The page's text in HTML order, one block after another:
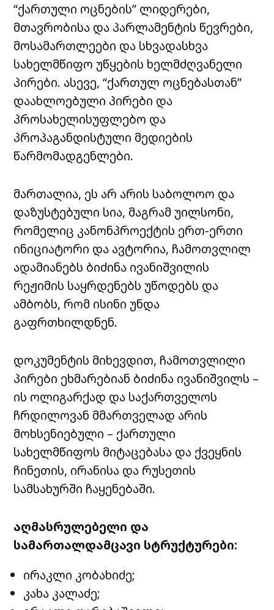
“ქართული ოცნების” ლიდერები,
მთავრობისა და პარლამენტის წევრები,
მოსამართლეები და სხვადასხვა
სახელმწიფო უწყების ხელმძღვანელი
პირები. ასევე, “ქართულ ოცნებასთან”
დაახლოებული პირები და
პროსახელისუფლებო და
პროპაგანდისტული მედიების
წარმომადგენლები.
მართალია, ეს არ არის საბოლოო და
დაზუსტებული სია, მაგრამ უილსონი,
რომელიც კანონპროექტის ერთ-ერთი
ინიციატორი და ავტორია, ჩამოთვლილ
ადამიანებს ბიძინა ივანიშვილის
რეჟიმის საყრდენებს უწოდებს და
ამბობს, რომ ისინი უნდა
გაფრთხილდნენ.
დოკუმენტის მიხევდით, ჩამოთვლილი
პირები ეხმარებიან ბიძინა ივანიშვილს –
ის ოლიგარქად და საქართველოს
ჩრდილოვან მმართველად არის
მოხსენიებული – ქართული
სახელმწიფოს მიტაცებასა და ქვეყნის
ჩინეთის, ირანისა და რუსეთის
სამსახურში ჩაყენებაში.
აღმასრულებელი და
სამართალდამცავი სტრუქტურები:
ირაკლი კობახიძე;
კახა კალაძე;